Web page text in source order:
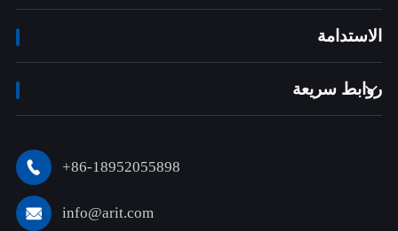
الاستدامة
روابط سريعة

 +86-18952055898
 info@arit.com